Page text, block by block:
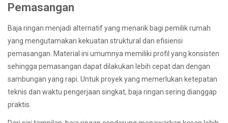
Pemasangan
Baja ringan menjadi alternatif yang menarik bagi pemilik rumah
yang mengutamakan kekuatan struktural dan efisiensi
pemasangan. Material ini umumnya memiliki profil yang konsisten
sehingga pemasangan dapat dilakukan lebih cepat dan dengan
sambungan yang rapi. Untuk proyek yang memerlukan ketepatan
teknis dan waktu pengerjaan singkat, baja ringan sering dianggap
praktis.